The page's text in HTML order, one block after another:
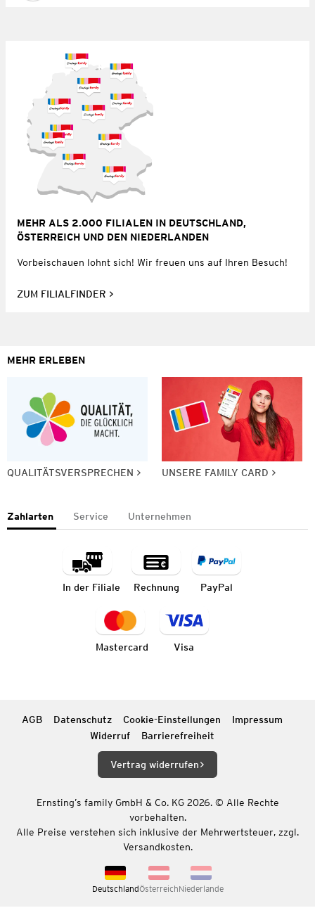
MEHR ALS 2.000 FILIALEN IN DEUTSCHLAND,
ÖSTERREICH UND DEN NIEDERLANDEN
Vorbeischauen lohnt sich! Wir freuen uns auf Ihren Besuch!
ZUM FILIALFINDER
MEHR ERLEBEN
QUALITÄTSVERSPRECHEN UNSERE FAMILY CARD
Zahlarten Service Unternehmen
In der Filiale Rechnung PayPal
Mastercard Visa
AGB Datenschutz Cookie-Einstellungen
Impressum
Widerruf
Barrierefreiheit
Vertrag widerrufen
Ernsting’s family GmbH & Co. KG 2026. © Alle Rechte
vorbehalten.
Alle Preise verstehen sich inklusive der Mehrwertsteuer, zzgl.
Versandkosten.
DeutschlandÖsterreichNiederlande